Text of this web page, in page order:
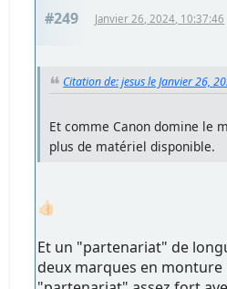
#249 Janvier 26, 2024, 10:37:46
Citation de: jesus le Janvier 26,
Et comme Canon domine le
plus de matériel disponible.
👍🏻
Et un "partenariat" de
deux marques en monture